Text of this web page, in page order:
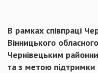
В рамках співпраці
Вінницького
Чернівецьким
та з метою підтримки